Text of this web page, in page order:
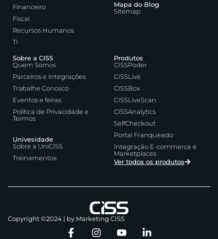
Financeiro
Fiscal
Recursos Humanos
TI
Mapa do Blog
Sitemap
Sobre a CISS
Quem Somos
Parceiros e Integrações
Trabalhe Conosco
Eventos e feiras
Política de Privacidade e
Termos
Univesidade
Sobre a UniCISS
Treinamentos
Produtos
CISSPoder
CISSLive
CISSBox
CISSLiveScan
CISSAnalytics
SelfCheckout
Portal Franqueado
Integração E-commerce e
Marketplaces
Ver todos os produtos
Copyright ©2024 | by Marketing CISS